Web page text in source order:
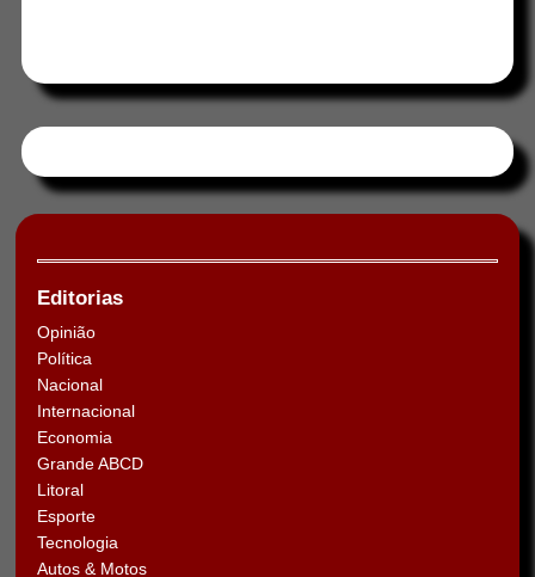
Editorias
Opinião
Política
Nacional
Internacional
Economia
Grande ABCD
Litoral
Esporte
Tecnologia
Autos & Motos